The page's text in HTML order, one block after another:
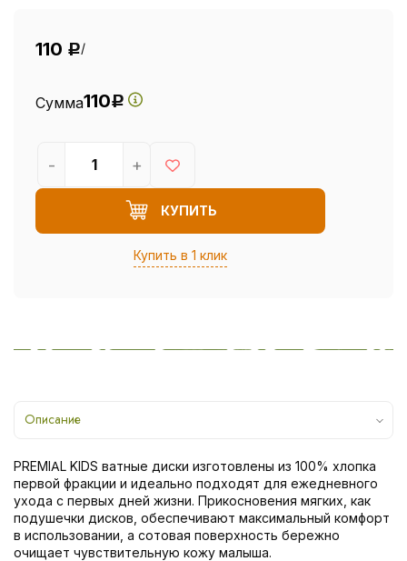
110 Р/
Сумма110Р
КУПИТЬ
Купить в 1 клик
- +
Описание
PREMIAL KIDS ватные диски изготовлены из 100% хлопка
первой фракции и идеально подходят для ежедневного
ухода с первых дней жизни. Прикосновения мягких, как
подушечки дисков, обеспечивают максимальный комфорт
в использовании, а сотовая поверхность бережно
очищает чувствительную кожу малыша.